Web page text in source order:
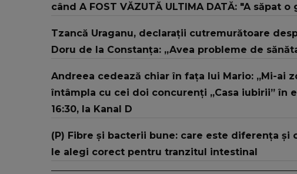
când A FOST VĂZUTĂ ULTIMA DATĂ: "A săpat
Tzancă Uraganu, declarații cutremurătoare
Doru de la Constanța: „Avea probleme de
Andreea cedează chiar în fața lui Mario: „Mi-ai
întâmpla cu cei doi concurenți „Casa iubirii” în
16:30, la Kanal D
(P) Fibre și bacterii bune: care este diferența și
le alegi corect pentru tranzitul intestinal